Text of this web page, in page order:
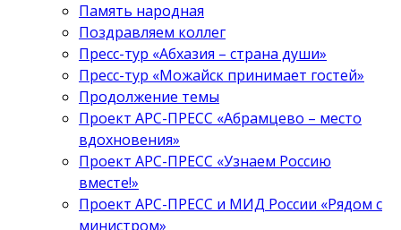
Память народная
Поздравляем коллег
Пресс-тур «Абхазия – страна души»
Пресс-тур «Можайск принимает гостей»
Продолжение темы
Проект АРС-ПРЕСС «Абрамцево – место
вдохновения»
Проект АРС-ПРЕСС «Узнаем Россию
вместе!»
Проект АРС-ПРЕСС и МИД России «Рядом с
министром»